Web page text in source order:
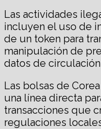
Las actividades
incluyen el uso de
de un token para
manipulación de
datos de
Las bolsas de
una línea directa
transacciones que
regulaciones